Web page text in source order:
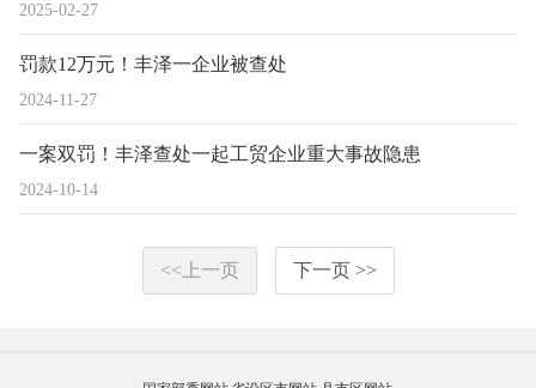
2025-02-27
2024-11-27
罚款12万元！丰泽一企业被查处
2024-10-14
一案双罚！丰泽查处一起工贸企业重大事故隐患
<<上一页 下一页 >>